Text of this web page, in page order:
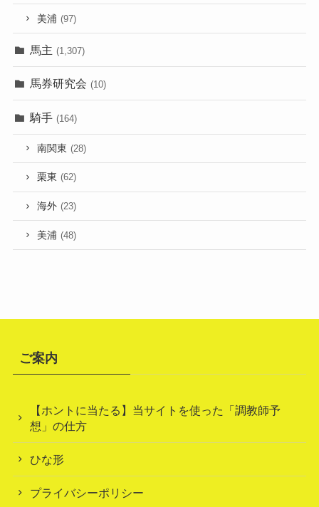
美浦 (97)
馬主 (1,307)
馬券研究会 (10)
騎手 (164)
南関東 (28)
栗東 (62)
海外 (23)
美浦 (48)
ご案内
【ホントに当たる】当サイトを使った「調教師予
想」の仕方
ひな形
プライバシーポリシー